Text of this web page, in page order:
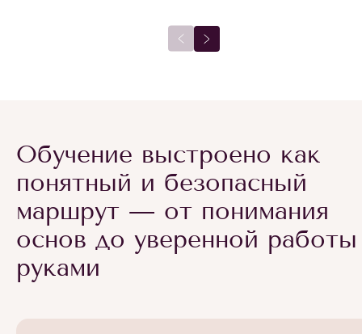
Обучение выстроено как
понятный и безопасный
маршрут — от понимания
основ до уверенной работы
руками